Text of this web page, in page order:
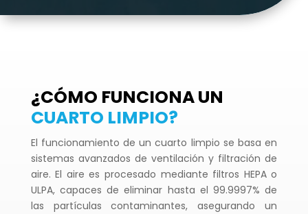
¿CÓMO FUNCIONA UN
CUARTO LIMPIO?
El funcionamiento de un cuarto limpio se basa en
sistemas avanzados de ventilación y filtración de
aire. El aire es procesado mediante filtros HEPA o
ULPA, capaces de eliminar hasta el 99.9997% de
las partículas contaminantes, asegurando un